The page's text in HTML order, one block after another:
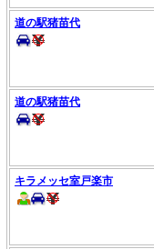
道の駅猪苗代
道の駅猪苗代
キラメッセ室戸楽市